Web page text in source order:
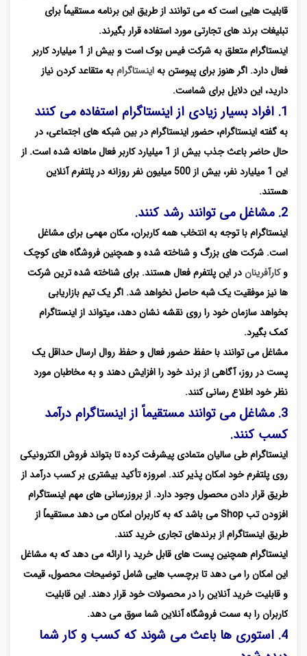
قابلیت هایی است که می توانند از طریق این برنامه مستقیماً برای
تبلیغات برند های تجارتی مورد استفاده قرار بگیرند.
اینستاگرام متعلق به شرکت فیس بوک است و بیش از 1 میلیارد کاربر
فعال دارد. اگر هنوز برای پیوستن بهاینستاگرامبه متقاعد کردن نیاز
دارید، این دلایل برای شماست.
1. افراد بسیار زیادی از اینستاگرام استفاده می کنند
به گفته اینستاگرام، حضور اینستاگرام در بین شبکه های اجتماعی، در
حال حاضر باعث جذب بیش از 1 میلیارد کاربر فعال ماهانه شده است. از
این 1 میلیارد نفر، بیش از 500 میلیون نفر روزانه در پلتفرم آنلاین
هستند.
2. مشاغل می توانند رشد کنند.
اینستاگرام با توجه به انتخاب همه کاربران، مکان مهمی برای مشاغل
است. شرکت های بزرگ و شناخته شده و همچنین فروشگاه های کوچک
وکارآفریناندر این پلتفرم فعال هستند. برای شناخته شده ترین شرکت
ها نیز موفقیت یک شبه حاصل نخواهد شد. اگر یک تیم بازاریابی
بخواهد سازمان خود را روی نقشه نشان دهد، میتواند از اینستاگرام
کمک بگیرد.
مشاغل می توانند با حفظ حضور فعال و حفظ روال ارسال حداقل یک
پست در روز، آگاهی از برند خود را افزایش دهند و به مخاطبان مورد
نظر خود اطلاع رسانی کنند.
3. مشاغل می توانند مستقیماً از اینستاگرام درآمد
کسب کنند.
اینستاگرام طی سالیان متمادی پیشرفت کرده تا بتواند فروش الکترونیکی
روی پلتفرم خود امکان پذیر کند. امروزه تأکید بیشتری بر کسب درآمد از
طریق قرار دادن محصول وجود دارد. از بروزرسانی های مهم اینستاگرام
افزودن تب Shop می باشد که به کاربران امکان می دهد مستقیماً از
طریق اینستاگرام از برندهای تجاری خرید کنند.
اینستاگرام همچنین پست های قابل خرید را ارائه می دهد که به مشاغل
این امکان را می دهد تا برچسب هایی شامل توضیحات محصول، قیمت
و قابلیت خرید آنلاین را در محصولات خود قرار دهند. این قابلیت
کاربران را به سمت فروشگاه آنلاین شما سوق می دهد.
4. استوری ها باعث می شوند که کسب و کار شما